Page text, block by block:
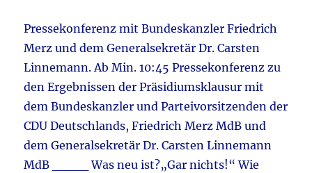
Pressekonferenz mit Bundeskanzler Friedrich
Merz und dem Generalsekretär Dr. Carsten
Linnemann. Ab Min. 10:45 Pressekonferenz zu
den Ergebnissen der Präsidiumsklausur mit
dem Bundeskanzler und Parteivorsitzenden der
CDU Deutschlands, Friedrich Merz MdB und
dem Generalsekretär Dr. Carsten Linnemann
MdB ____ Was neu ist?„Gar nichts!“ Wie